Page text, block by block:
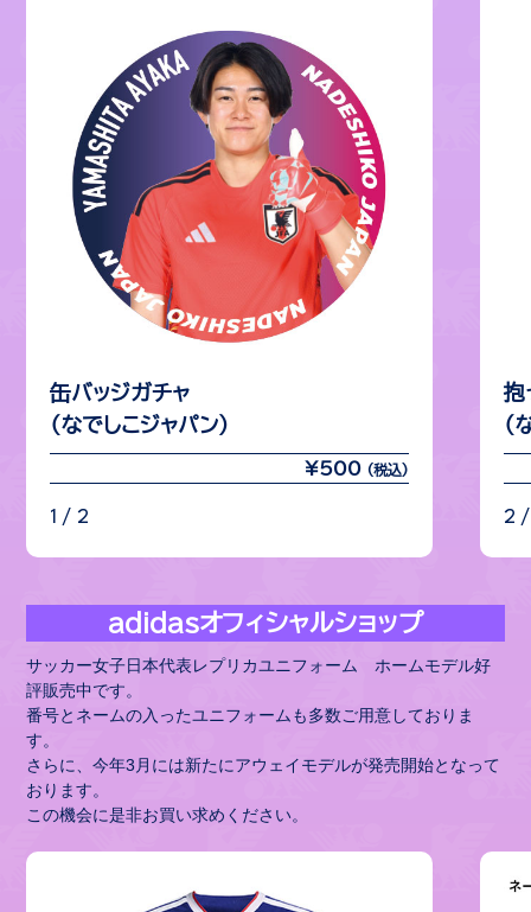
缶バッジガチャ
（なでしこジャパン）
¥500 (税込)
1 / 2
抱
（
2
adidasオフィシャルショップ
サッカー女子日本代表レプリカユニフォーム ホームモデル好
評販売中です。
番号とネームの入ったユニフォームも多数ご用意しておりま
す。
さらに、今年3月には新たにアウェイモデルが発売開始となって
おります。
この機会に是非お買い求めください。